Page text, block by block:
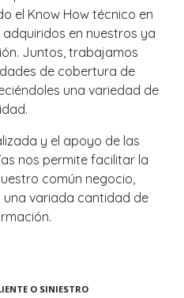
el Know How técnico en
en nuestros ya
Juntos, trabajamos
de cobertura de
una variedad de
y el apoyo de las
nos permite facilitar la
común negocio,
una variada cantidad de
O SINIESTRO